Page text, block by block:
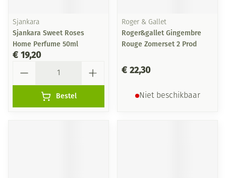
Sjankara
Sjankara Sweet Roses
Home Perfume 50ml
€ 19,20
Bestel
Roger & Gallet
Roger&gallet Gingembre
Rouge Zomerset 2 Prod
€ 22,30
Niet beschikbaar